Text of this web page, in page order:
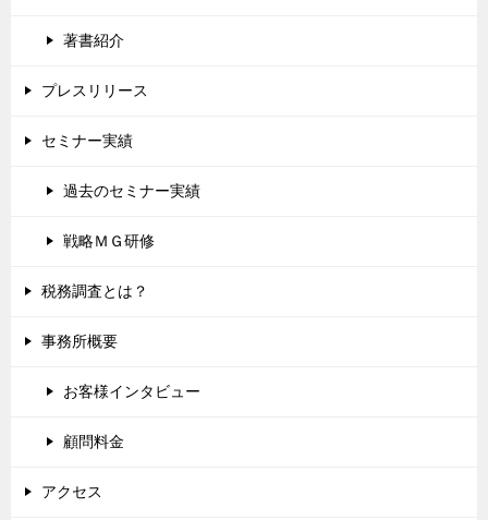
著書紹介
プレスリリース
セミナー実績
過去のセミナー実績
戦略ＭＧ研修
税務調査とは？
事務所概要
お客様インタビュー
顧問料金
アクセス